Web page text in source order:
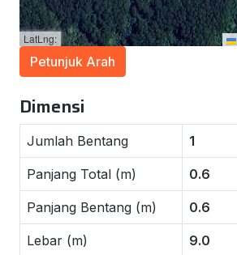
LatLng:
Petunjuk Arah
Dimensi
Jumlah Bentang 1
Panjang Total (m) 0.6
Panjang Bentang (m) 0.6
Lebar (m) 9.0